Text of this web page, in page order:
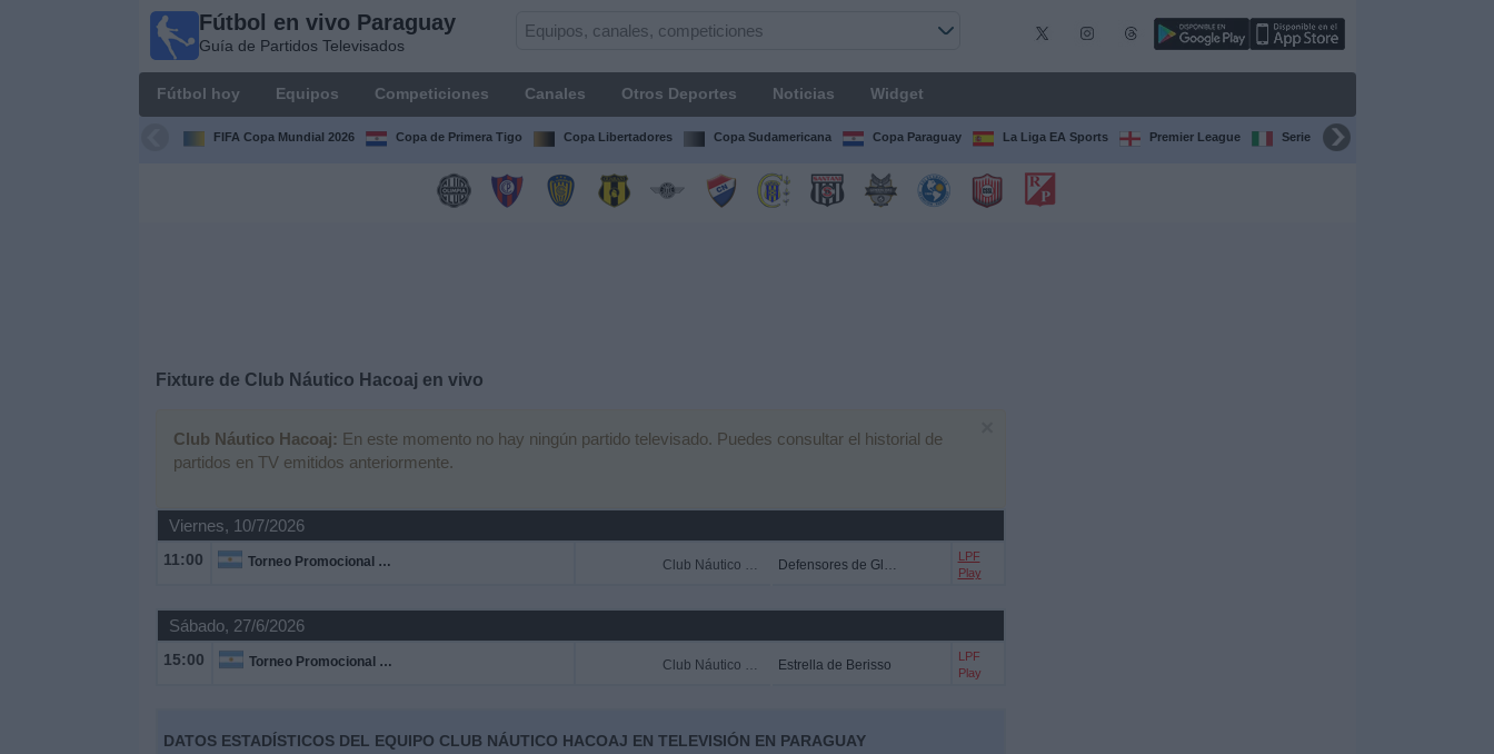
Fútbol en vivo Paraguay
Guía de Partidos Televisados
Fútbol hoy Equipos Competiciones Canales Otros Deportes Noticias Widget
FIFA Copa Mundial 2026 Copa de Primera Tigo Copa Libertadores Copa Sudamericana Copa Paraguay La Liga EA Sports Premier League Serie A Italiana
Fixture de Club Náutico Hacoaj en vivo
Club Náutico Hacoaj: En este momento no hay ningún partido televisado. Puedes consultar el historial de
partidos en TV emitidos anteriormente.
Viernes, 10/7/2026
11:00 Torneo Promocional Amateur Club Náutico Hacoaj Defensores de Glew
LPF
Play
Sábado, 27/6/2026
15:00 Torneo Promocional Amateur Club Náutico Hacoaj Estrella de Berisso
LPF
Play
DATOS ESTADÍSTICOS DEL EQUIPO CLUB NÁUTICO HACOAJ EN TELEVISIÓN EN PARAGUAY
Paraguay